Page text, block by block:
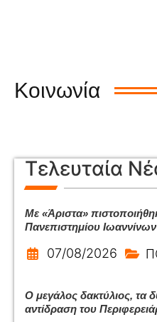
Κοινωνία
Τελευταία
Με «Άριστα»
Πανεπιστημίου Ιωαννίνων
07/08/2026
Ο μεγάλος δακτύλιος, τα
αντίδραση του